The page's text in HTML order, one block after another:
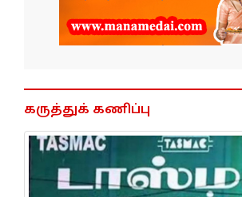
கருத்துக் கணிப்பு